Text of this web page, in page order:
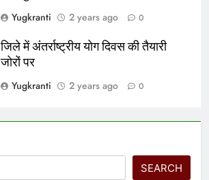
Yugkranti
2 years ago 0
जिले में अंतर्राष्ट्रीय योग दिवस की तैयारी
जोरों पर
Yugkranti
2 years ago 0
SEARCH